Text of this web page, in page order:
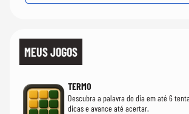
MEUS JOGOS
TERMO
Descubra a palavra do dia em até 6
dicas e avance até acertar.